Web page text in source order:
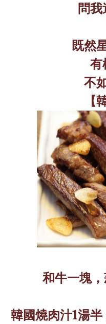
問
既然
有
不
【
和牛一塊
韓國燒肉汁1湯半